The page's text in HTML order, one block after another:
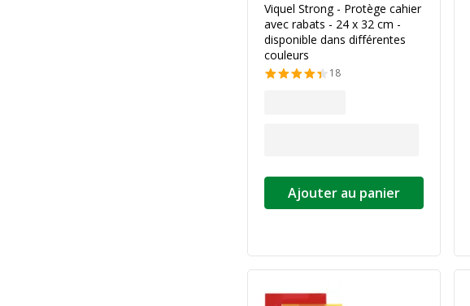
Viquel Strong - Protège cahier
avec rabats - 24 x 32 cm -
disponible dans différentes
couleurs
18
Ajouter au panier